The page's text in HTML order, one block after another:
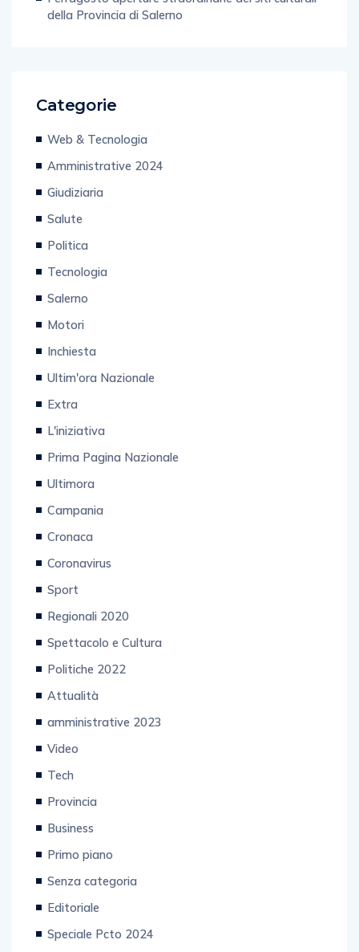
della Provincia di Salerno
Categorie
Web & Tecnologia
Amministrative 2024
Giudiziaria
Salute
Politica
Tecnologia
Salerno
Motori
Inchiesta
Ultim'ora Nazionale
Extra
L'iniziativa
Prima Pagina Nazionale
Ultimora
Campania
Cronaca
Coronavirus
Sport
Regionali 2020
Spettacolo e Cultura
Politiche 2022
Attualità
amministrative 2023
Video
Tech
Provincia
Business
Primo piano
Senza categoria
Editoriale
Speciale Pcto 2024